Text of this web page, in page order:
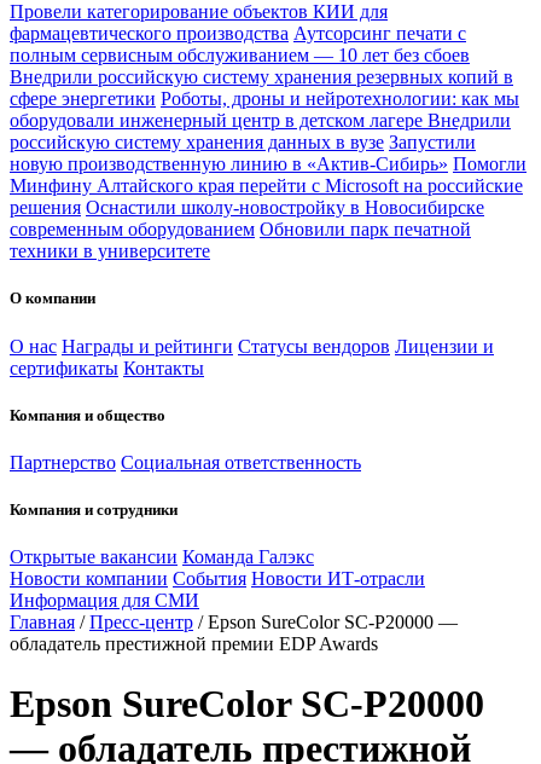
Провели категорирование объектов КИИ для
фармацевтического производства Аутсорсинг печати с
полным сервисным обслуживанием — 10 лет без сбоев
Внедрили российскую систему хранения резервных копий в
сфере энергетики Роботы, дроны и нейротехнологии: как мы
оборудовали инженерный центр в детском лагере Внедрили
российскую систему хранения данных в вузе Запустили
новую производственную линию в «Актив-Сибирь» Помогли
Минфину Алтайского края перейти с Microsoft на российские
решения Оснастили школу-новостройку в Новосибирске
современным оборудованием Обновили парк печатной
техники в университете
О компании
О нас Награды и рейтинги Статусы вендоров Лицензии и
сертификаты Контакты
Компания и общество
Партнерство Социальная ответственность
Компания и сотрудники
Открытые вакансии Команда Галэкс
Новости компании События Новости ИТ-отрасли
Информация для СМИ
Главная / Пресс-центр / Epson SureColor SC-P20000 —
обладатель престижной премии EDP Awards
Epson SureColor SC-P20000
— обладатель престижной